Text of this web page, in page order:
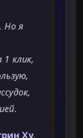
Но я
клик,
Ху,